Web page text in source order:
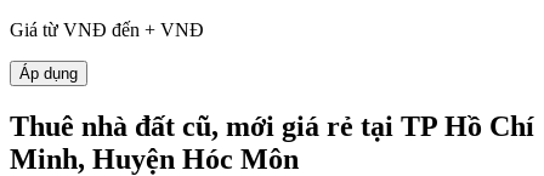
Giá từ VNĐ đến + VNĐ
Áp dụng
Thuê nhà đất cũ, mới giá rẻ tại TP Hồ Chí
Minh, Huyện Hóc Môn